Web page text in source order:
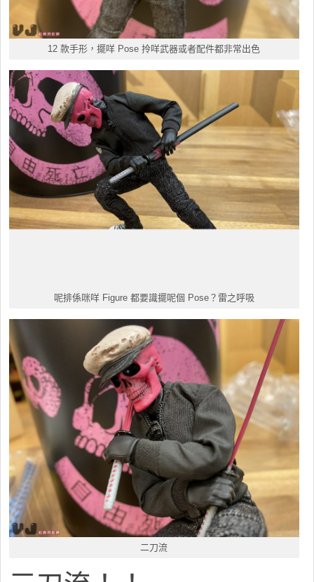
12 款手形，擺咩 Pose 拎咩武器或者配件都非常出色
呢排係咪咩 Figure 都要識擺呢個 Pose？雷之呼吸
二刀流